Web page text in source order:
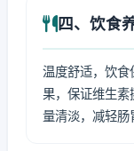
四、饮食
温度舒适，饮食
果，保证维生
量清淡，减轻肠